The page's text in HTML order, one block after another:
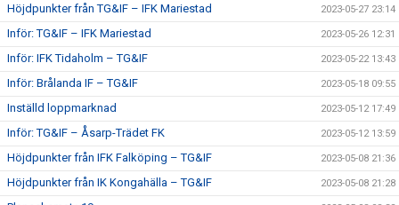
Höjdpunkter från TG&IF – IFK Mariestad 2023-05-27 23:14
Inför: TG&IF – IFK Mariestad 2023-05-26 12:31
Inför: IFK Tidaholm – TG&IF 2023-05-22 13:43
Inför: Brålanda IF – TG&IF 2023-05-18 09:55
Inställd loppmarknad 2023-05-12 17:49
Inför: TG&IF – Åsarp-Trädet FK 2023-05-12 13:59
Höjdpunkter från IFK Falköping – TG&IF 2023-05-08 21:36
Höjdpunkter från IK Kongahälla – TG&IF 2023-05-08 21:28